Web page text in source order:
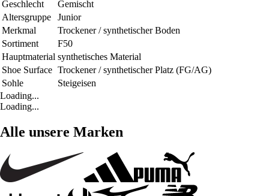
Geschlecht
Gemischt
Altersgruppe
Junior
Merkmal
Trockener / synthetischer Boden
Sortiment
F50
Hauptmaterial synthetisches Material
Shoe Surface Trockener / synthetischer Platz (FG/AG)
Sohle
Steigeisen
Loading...
Loading...
Alle unsere Marken